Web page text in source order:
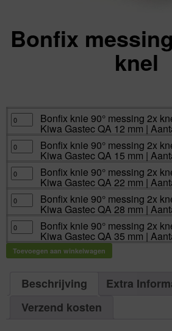
Bonfix
knel
Bonfix
knie
90°
2x
knel
Kiwa
QA
12
mm
Aantal
1
aantal
Bonfix knie 90° messing 2x
Kiwa Gastec QA 12 mm |
Bonfix
knie
90°
2x
knel
Kiwa
QA
15
mm
Aantal
1
aantal
Bonfix knie 90° messing 2x
Kiwa Gastec QA 15 mm |
Bonfix
knie
90°
2x
knel
Kiwa
QA
22
mm
|
Aantal
1
Bonfix knie 90° messing 2x
Kiwa Gastec QA 22 mm |
Bonfix
knie
90°
2x
knel
Kiwa
Gastec
QA
28
aantal
Bonfix knie 90° messing 2x
Kiwa Gastec QA 28 mm |
Bonfix
knie
90°
messing
2x
knel
Aantal
Bonfix knie 90° messing 2x
Kiwa Gastec QA 35 mm |
Toevoegen aan winkelwagen
Beschrijving
Extra
Verzend kosten